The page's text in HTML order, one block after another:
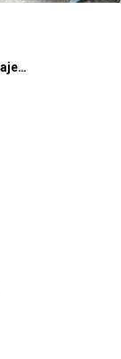
Aprendizaje Servicio UC: formando profesionales comprometidos con las comunidades